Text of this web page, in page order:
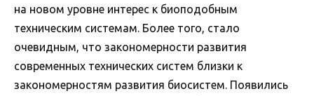
на новом уровне интерес к биоподобным
техническим системам. Более того, стало
очевидным, что закономерности развития
современных технических систем близки к
закономерностям развития биосистем. Появились